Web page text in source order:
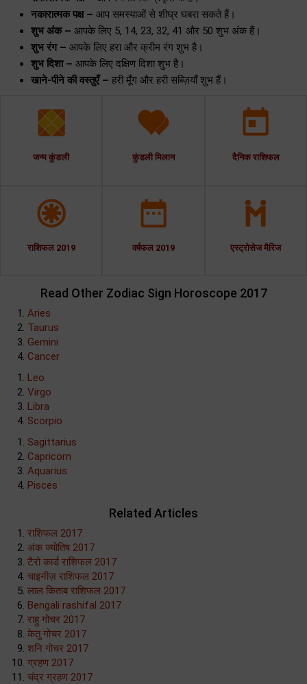
नकारात्मक पक्ष – आप समस्याओं से शीघ्र घबरा सकते हैं।
शुभ अंक – आपके लिए 5, 14, 23, 32, 41 और 50 शुभ अंक हैं।
शुभ रंग – आपके लिए हरा और क्रीम रंग शुभ है।
शुभ दिशा – आपके लिए दक्षिण दिशा शुभ है।
खाने-पीने की वस्तुएँ – हरी मूँग और हरी सब्ज़ियाँ शुभ हैं।
जन्म कुंडली कुंडली मिलान दैनिक राशिफल
राशिफल 2019 वर्षफल 2019 एस्ट्रोसेज मैरिज
Read Other Zodiac Sign Horoscope 2017
Aries
Taurus
Gemini
Cancer
Leo
Virgo
Libra
Scorpio
Sagittarius
Capricorn
Aquarius
Pisces
Related Articles
राशिफल 2017
अंक ज्योतिष 2017
टैरो कार्ड राशिफल 2017
चाइनीज़ राशिफल 2017
लाल किताब राशिफल 2017
Bengali rashifal 2017
राहु गोचर 2017
केतु गोचर 2017
शनि गोचर 2017
ग्रहण 2017
चंद्र ग्रहण 2017